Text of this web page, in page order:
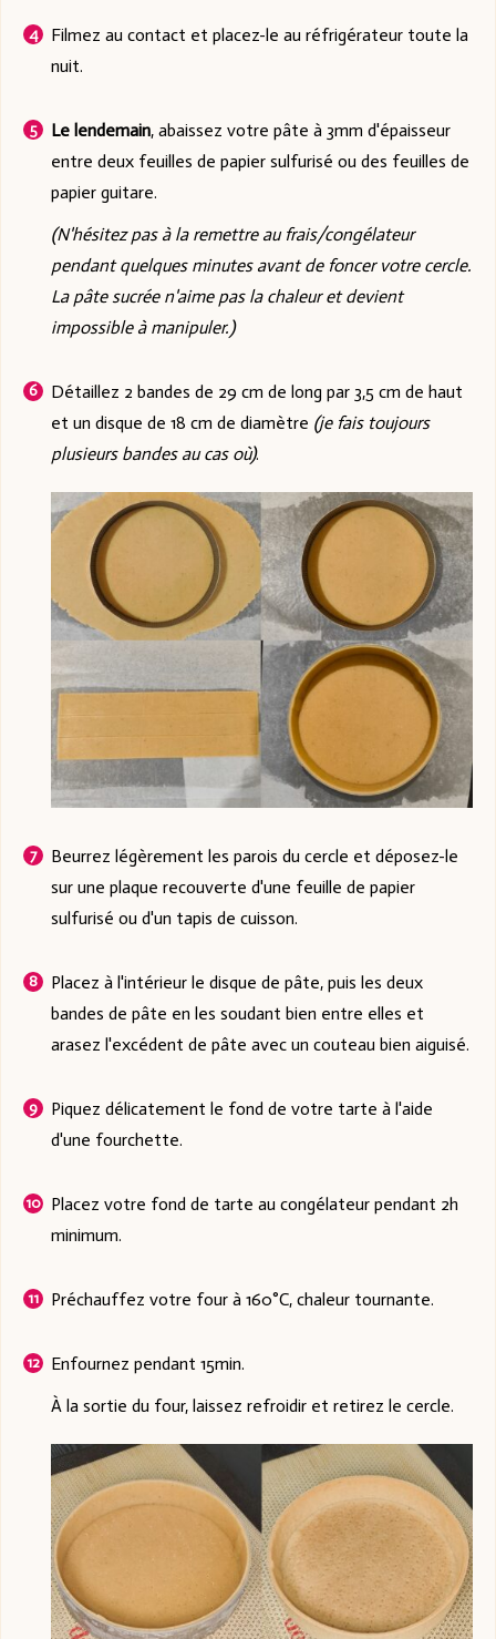
Filmez au contact et placez-le au réfrigérateur toute la
nuit.
Le lendemain, abaissez votre pâte à 3mm d'épaisseur
entre deux feuilles de papier sulfurisé ou des feuilles de
papier guitare.
(N'hésitez pas à la remettre au frais/congélateur
pendant quelques minutes avant de foncer votre cercle.
La pâte sucrée n'aime pas la chaleur et devient
impossible à manipuler.)
Détaillez 2 bandes de 29 cm de long par 3,5 cm de haut
et un disque de 18 cm de diamètre (je fais toujours
plusieurs bandes au cas où).
Beurrez légèrement les parois du cercle et déposez-le
sur une plaque recouverte d'une feuille de papier
sulfurisé ou d'un tapis de cuisson.
Placez à l'intérieur le disque de pâte, puis les deux
bandes de pâte en les soudant bien entre elles et
arasez l'excédent de pâte avec un couteau bien aiguisé.
Piquez délicatement le fond de votre tarte à l'aide
d'une fourchette.
Placez votre fond de tarte au congélateur pendant 2h
minimum.
Préchauffez votre four à 160°C, chaleur tournante.
Enfournez pendant 15min.
À la sortie du four, laissez refroidir et retirez le cercle.